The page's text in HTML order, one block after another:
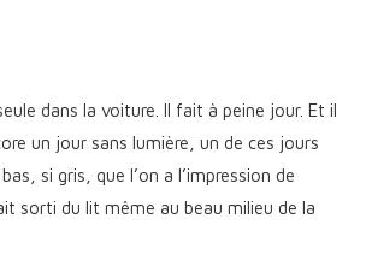
dans la voiture. Il fait à peine jour. Et il
un jour sans lumière, un de ces jours
si gris, que l’on a l’impression de
sorti du lit même au beau milieu de la